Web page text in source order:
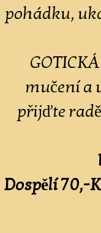
pohádku,
mučení a
přijďte
Dospělí 70,-